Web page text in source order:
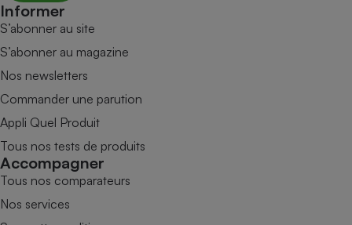
Informer
S’abonner au site
S’abonner au magazine
Nos newsletters
Commander une parution
Appli Quel Produit
Tous nos tests de produits
Accompagner
Tous nos comparateurs
Nos services